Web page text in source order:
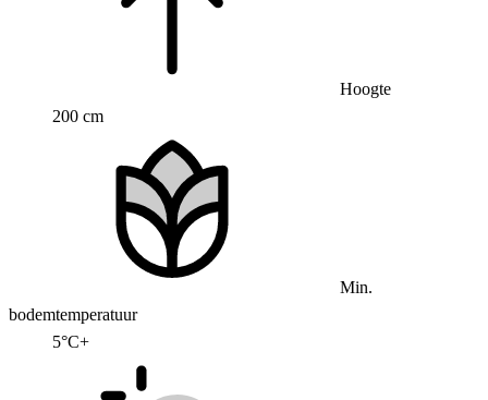
Hoogte
200 cm
Min.
bodemtemperatuur
5°C+